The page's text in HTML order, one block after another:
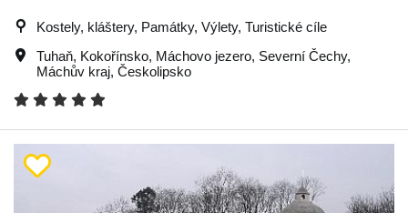
Kostely, kláštery, Památky, Výlety, Turistické cíle
Tuhaň, Kokořínsko, Máchovo jezero, Severní Čechy,
Máchův kraj, Českolipsko